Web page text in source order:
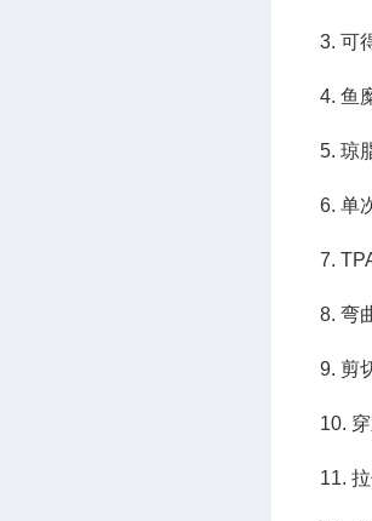
3. 可
4. 鱼
5. 琼
6. 单
7.
8. 弯
9. 剪
10.
11.